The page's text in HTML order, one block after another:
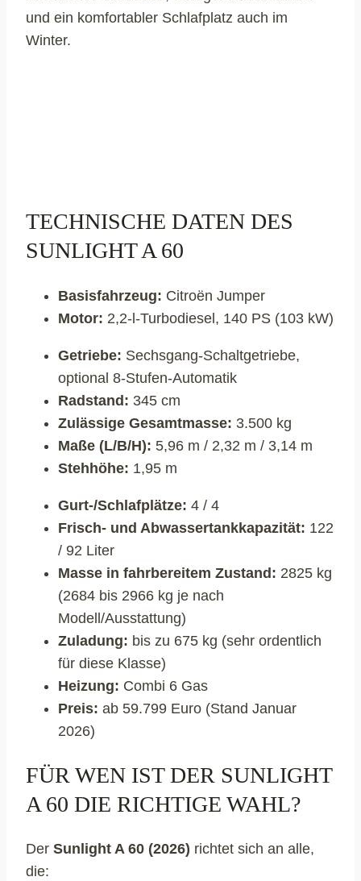
und ein komfortabler Schlafplatz auch im
Winter.
TECHNISCHE DATEN DES
SUNLIGHT A 60
Basisfahrzeug: Citroën Jumper
Motor: 2,2-l-Turbodiesel, 140 PS (103 kW)
Getriebe: Sechsgang-Schaltgetriebe,
optional 8-Stufen-Automatik
Radstand: 345 cm
Zulässige Gesamtmasse: 3.500 kg
Maße (L/B/H): 5,96 m / 2,32 m / 3,14 m
Stehhöhe: 1,95 m
Gurt-/Schlafplätze: 4 / 4
Frisch- und Abwassertankkapazität: 122
/ 92 Liter
Masse in fahrbereitem Zustand: 2825 kg
(2684 bis 2966 kg je nach
Modell/Ausstattung)
Zuladung: bis zu 675 kg (sehr ordentlich
für diese Klasse)
Heizung: Combi 6 Gas
Preis: ab 59.799 Euro (Stand Januar
2026)
FÜR WEN IST DER SUNLIGHT
A 60 DIE RICHTIGE WAHL?
Der Sunlight A 60 (2026) richtet sich an alle,
die: